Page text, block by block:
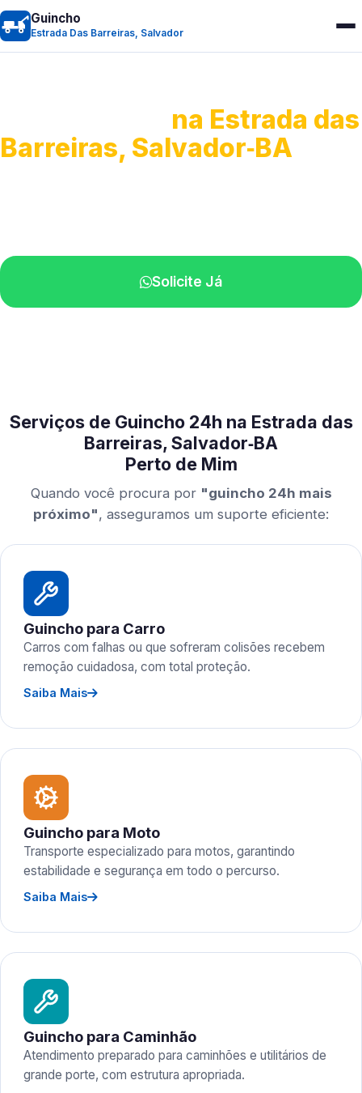
Guincho
Estrada Das Barreiras, Salvador
na Estrada das
Barreiras, Salvador‑BA
Solicite Já
Serviços de Guincho 24h na Estrada das
Barreiras, Salvador‑BA
Perto de Mim
Quando você procura por "guincho 24h mais
próximo", asseguramos um suporte eficiente:
Guincho para Carro
Carros com falhas ou que sofreram colisões recebem
remoção cuidadosa, com total proteção.
Saiba Mais
Guincho para Moto
Transporte especializado para motos, garantindo
estabilidade e segurança em todo o percurso.
Saiba Mais
Guincho para Caminhão
Atendimento preparado para caminhões e utilitários de
grande porte, com estrutura apropriada.